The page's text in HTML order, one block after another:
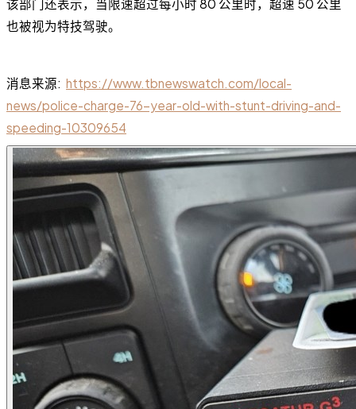
该部门还表示，当限速超过每小时 80 公里时，超速 50 公里
也被视为特技驾驶。
消息来源: https://www.tbnewswatch.com/local-
news/police-charge-76-year-old-with-stunt-driving-and-
speeding-10309654